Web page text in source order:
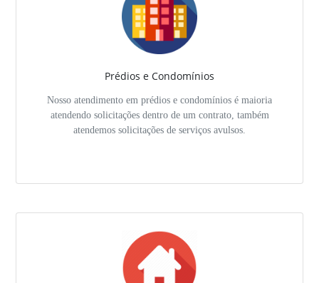
Prédios e Condomínios
Nosso atendimento em prédios e condomínios é maioria
atendendo solicitações dentro de um contrato, também
atendemos solicitações de serviços avulsos.